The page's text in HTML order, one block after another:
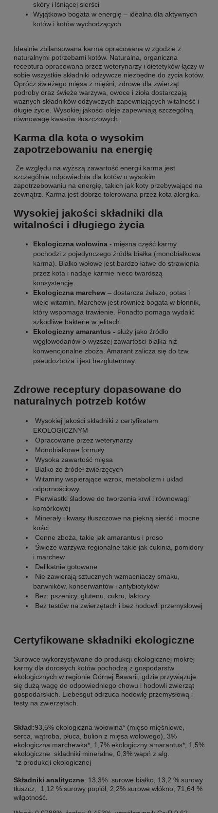
skóry i lśniącej sierści
Wyjątkowo bogata w energię – idealna dla aktywnych
kotów i kotów wychodzących
Idealnie zbilansowana karma opracowana w zgodzie z
naturalnymi potrzebami kotów. Naturalna, organiczna
receptura opracowana przez weterynarzy i dietetyków łączy w
sobie wszystkie składniki odżywcze niezbędne do życia kotów.
Oprócz świeżego mięsa z mięśni, zdrowe dla zwierząt
podroby oraz świeże warzywa, owoce i zioła dostarczają
ważnych składników odżywczych zapewniających witalność i
długie życie. Wysokiej jakości oleje zapewniają szczególną
równowagę kwasów tłuszczowych.
Karma dla kota o wysokim
zapotrzebowaniu na energię
Ze względu na wyższą zawartość energii karma jest
szczególnie odpowiednia dla kotów o wysokim
zapotrzebowaniu na energię, takich jak koty przebywające na
zewnątrz. Karma jest dobrze tolerowana przez kota alergika.
Wysokiej jakości składniki dla
witalności i długiego życia
Ekologiczna wołowina - mięsna część karmy
pochodzi z pojedynczego źródła białka (monobiałkowa
karma). Białko wołowe jest bardzo łatwe do strawienia
przez kota i nadaje karmie nieco twardszą
konsystencję.
Ekologiczna marchew – dostarcza żelazo, potas i
wiele witamin. Marchew jest również bogata w błonnik,
który wspomaga trawienie. Ponadto pomaga wydalić
szkodliwe bakterie w jelitach.
Ekologiczny amarantus - służy jako źródło
węglowodanów o wyższej zawartości białka niż
konwencjonalne zboża. Amarant zalicza się do tzw.
pseudozboża i jest bezglutenowy.
Zdrowe receptury dopasowane do
naturalnych potrzeb kotów
Wysokiej jakości składniki z certyfikatem
EKOLOGICZNYM
Opracowane przez weterynarzy
Monobiałkowe formuły
Wysoka zawartość mięsa
Białko ze źródeł zwierzęcych
Witaminy wspierające wzrok, metabolizm i układ
odpornościowy
Pierwiastki śladowe do tworzenia krwi i równowagi
komórkowej
Minerały i kwasy tłuszczowe na piękną sierść i mocne
kości
Cenne zboża, takie jak amarantus i proso
Świeże warzywa regionalne takie jak cukinia, pomidory
i marchew
Delikatnie gotowane
Nie zawierają sztucznych wzmacniaczy smaku,
barwników, konserwantów i antybiotyków
Bez: pszenicy, glutenu, cukru, laktozy
Bez testów na zwierzętach i bez hodowli przemysłowej
Certyfikowane składniki ekologiczne
Surowce wykorzystywane do produkcji ekologicznej mokrej
karmy dla dorosłych kotów pochodzą z gospodarstw
ekologicznych w regionie Górnej Bawarii, gdzie przywiązuje
się dużą wagę do odpowiedniego chowu i hodowli zwierząt
gospodarskich. Liebesgut odrzuca hodowlę przemysłową i
testy na zwierzętach.
Skład:93,5% ekologiczna wołowina* (mięso mięśniowe,
serca, wątroba, płuca, bulion z mięsa wołowego), 3%
ekologiczna marchewka*, 1,7% ekologiczny amarantus*, 1,5%
ekologiczne składniki mineralne, 0,3% wapń z alg.
*z produkcji ekologicznej
Składniki analityczne: 13,3% surowe białko, 13,2 % surowy
tłuszcz, 1,12 % surowy popiół, 2,2% surowe włókno, 71,64 %
wilgotność.